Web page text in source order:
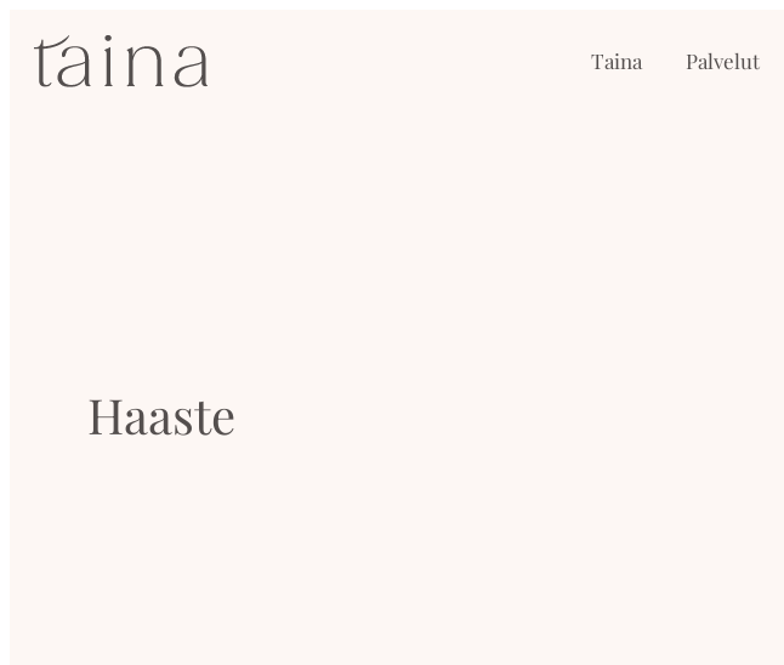
suoraan
SisustusTaina
Taina Palvelut
Haaste